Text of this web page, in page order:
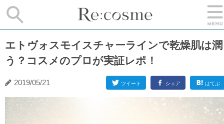
エトヴォスモイスチャーラインで乾燥肌は潤
う？コスメのプロが実証レポ！
2019/05/21 ツイート シェア はてぶ